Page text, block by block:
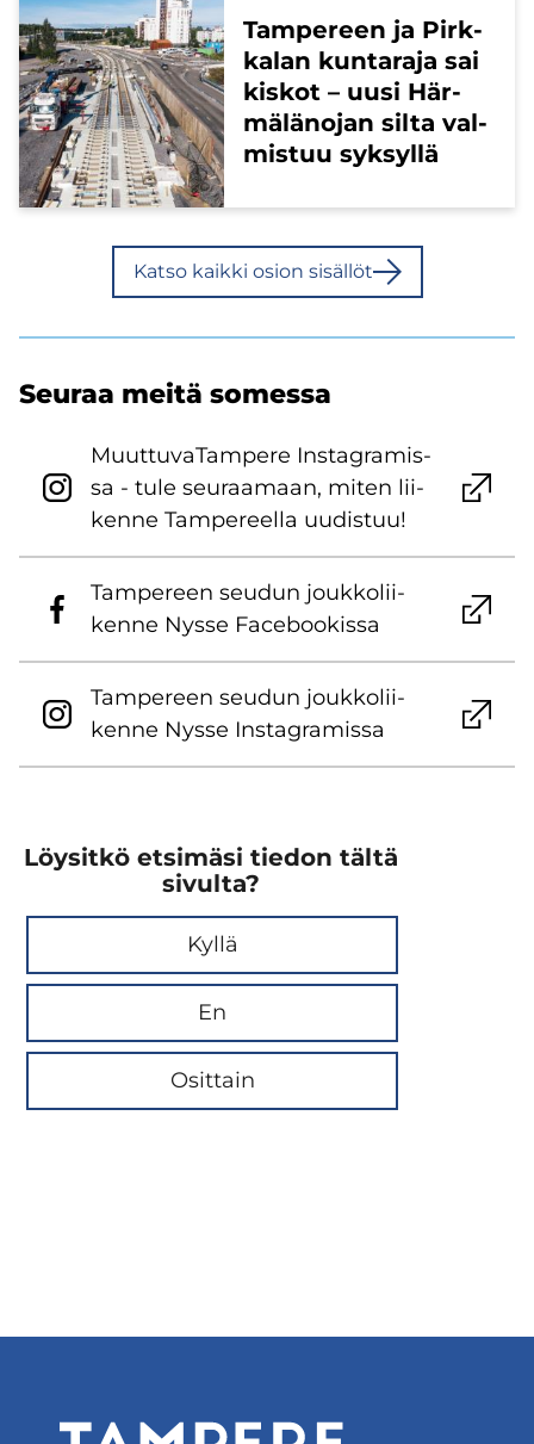
Tam­pe­reen ja Pirk­
ka­lan kun­ta­ra­ja sai
kis­kot – uusi Här­
mä­lä­no­jan silta val­
mis­tuu syk­syl­lä
Katso kaik­ki osion si­säl­löt
Seu­raa meitä so­mes­sa
Muut­tu­va­Tam­pe­re Ins­ta­gra­mis­
sa - tule seu­raa­maan, miten lii­
ken­ne Tam­pe­reel­la uu­dis­tuu!
Tam­pe­reen seu­dun jouk­ko­lii­
ken­ne Nysse Face­boo­kis­sa
Tam­pe­reen seu­dun jouk­ko­lii­
ken­ne Nysse Ins­ta­gra­mis­sa
Löysitkö etsimäsi tiedon tältä
sivulta?
Kyllä
En
Osittain